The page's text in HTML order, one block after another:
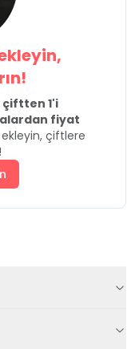
çiftten 1'i
fiyat
ekleyin, çiftlere